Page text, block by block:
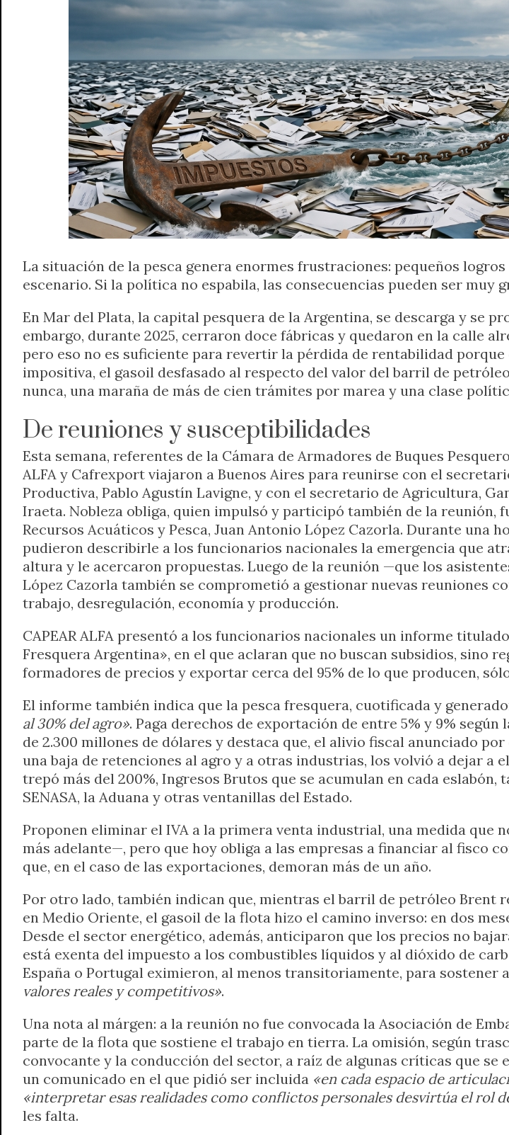
o
n
e
r
i
k
F
r
i
e
n
d
l
y
La situación de la pesca genera enormes frustraciones: pequeños
escenario. Si la política no espabila, las consecuencias pueden ser muy
En Mar del Plata, la capital pesquera de la Argentina, se descarga y se
embargo, durante 2025, cerraron doce fábricas y quedaron en la calle
pero eso no es suficiente para revertir la pérdida de rentabilidad
impositiva, el gasoil desfasado al respecto del valor del barril de
nunca, una maraña de más de cien trámites por marea y una clase
De reuniones y susceptibilidades
Esta semana, referentes de la Cámara de Armadores de Buques
ALFA y Cafrexport viajaron a Buenos Aires para reunirse con el
Productiva, Pablo Agustín Lavigne, y con el secretario de Agricultura,
Iraeta. Nobleza obliga, quien impulsó y participó también de la reunión,
Recursos Acuáticos y Pesca, Juan Antonio López Cazorla. Durante una
pudieron describirle a los funcionarios nacionales la emergencia que
altura y le acercaron propuestas. Luego de la reunión —que los
López Cazorla también se comprometió a gestionar nuevas reuniones
trabajo, desregulación, economía y producción.
CAPEAR ALFA presentó a los funcionarios nacionales un informe
Fresquera Argentina», en el que aclaran que no buscan subsidios, sino
formadores de precios y exportar cerca del 95% de lo que producen,
El informe también indica que la pesca fresquera, cuotificada y
al 30% del agro». Paga derechos de exportación de entre 5% y 9%
de 2.300 millones de dólares y destaca que, el alivio fiscal anunciado
una baja de retenciones al agro y a otras industrias, los volvió a dejar a
trepó más del 200%, Ingresos Brutos que se acumulan en cada
SENASA, la Aduana y otras ventanillas del Estado.
Proponen eliminar el IVA a la primera venta industrial, una medida que
más adelante—, pero que hoy obliga a las empresas a financiar al fisco
que, en el caso de las exportaciones, demoran más de un año.
Por otro lado, también indican que, mientras el barril de petróleo Brent
en Medio Oriente, el gasoil de la flota hizo el camino inverso: en dos
Desde el sector energético, además, anticiparon que los precios no
está exenta del impuesto a los combustibles líquidos y al dióxido de
España o Portugal eximieron, al menos transitoriamente, para sostener
valores reales y competitivos».
Una nota al márgen: a la reunión no fue convocada la Asociación de
parte de la flota que sostiene el trabajo en tierra. La omisión, según
convocante y la conducción del sector, a raíz de algunas críticas que
un comunicado en el que pidió ser incluida «en cada espacio de
«interpretar esas realidades como conflictos personales desvirtúa el rol
les falta.